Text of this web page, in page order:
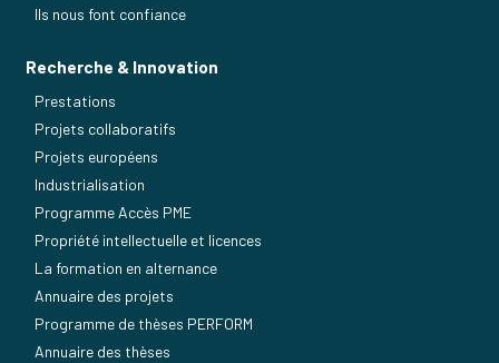
Ils nous font confiance
Recherche & Innovation
Prestations
Projets collaboratifs
Projets européens
Industrialisation
Programme Accès PME
Propriété intellectuelle et licences
La formation en alternance
Annuaire des projets
Programme de thèses PERFORM
Annuaire des thèses